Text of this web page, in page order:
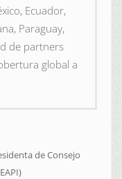
Ecuador,
Paraguay,
de partners
global a
de Consejo